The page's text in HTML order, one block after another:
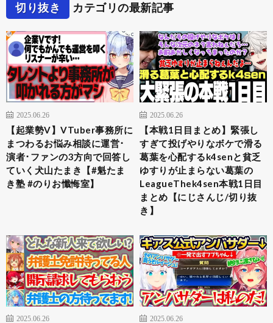
切り抜き カテゴリの最新記事
2025.06.26
【起業勢V】VTuber事務所に
まつわるお悩み相談に運営･
演者･ファンの3方向で回答し
ていく犬山たまき【#魁たま
き塾 #のりお懺悔室】
2025.06.26
【本戦1日目まとめ】緊張し
すぎて投げやりなボケで滑る
葛葉を心配するk4senと貧乏
ゆすりが止まらない葛葉の
LeagueThek4sen本戦1日目
まとめ【にじさんじ/切り抜
き】
2025.06.26 2025.06.26